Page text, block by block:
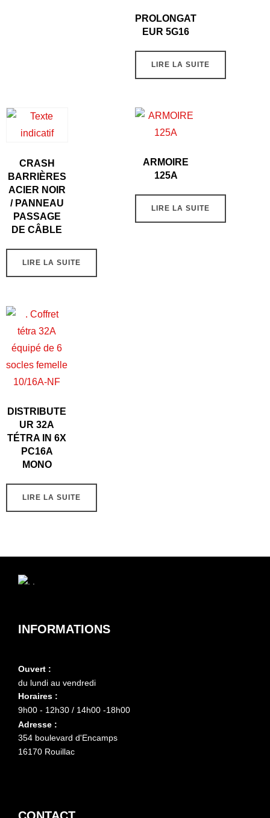
PROLONGAT
EUR 5G16
LIRE LA SUITE
CRASH
BARRIÈRES
ACIER NOIR
/ PANNEAU
PASSAGE
DE CÂBLE
LIRE LA SUITE
ARMOIRE
125A
LIRE LA SUITE
DISTRIBUTE
UR 32A
TÉTRA IN 6X
PC16A
MONO
LIRE LA SUITE
INFORMATIONS
Ouvert :
du lundi au vendredi
Horaires :
9h00 - 12h30 / 14h00 -18h00
Adresse :
354 boulevard d'Encamps
16170 Rouillac